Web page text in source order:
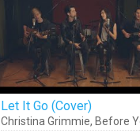
Let It Go (Cover)
Christina Grimmie, Before